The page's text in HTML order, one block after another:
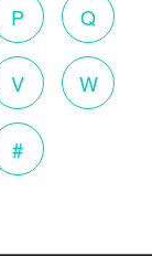
P Q
V W
#